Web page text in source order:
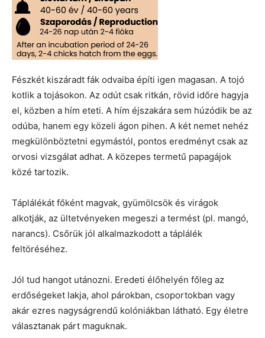
Fészkét kiszáradt fák odvaiba építi igen magasan. A tojó
kotlik a tojásokon. Az odút csak ritkán, rövid időre hagyja
el, közben a hím eteti. A hím éjszakára sem húzódik be az
odúba, hanem egy közeli ágon pihen. A két nemet nehéz
megkülönböztetni egymástól, pontos eredményt csak az
orvosi vizsgálat adhat. A közepes termetű papagájok
közé tartozik.
Táplálékát főként magvak, gyümölcsök és virágok
alkotják, az ültetvényeken megeszi a termést (pl. mangó,
narancs). Csőrük jól alkalmazkodott a táplálék
feltöréséhez.
Jól tud hangot utánozni. Eredeti élőhelyén főleg az
erdőségeket lakja, ahol párokban, csoportokban vagy
akár ezres nagyságrendű kolóniákban látható. Egy életre
választanak párt maguknak.